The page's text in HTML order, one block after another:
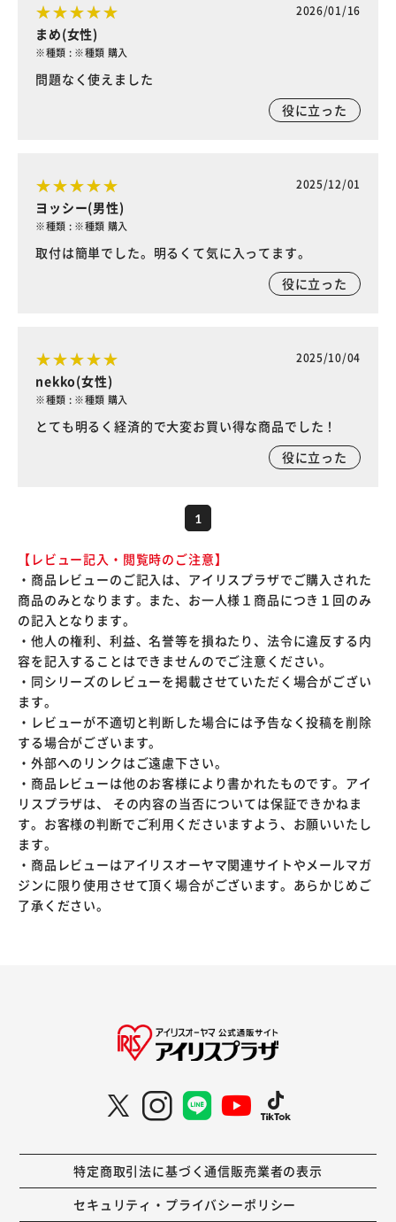
2026/01/16
まめ(女性)
※種類 : ※種類 購入
問題なく使えました
役に立った
2025/12/01
ヨッシー(男性)
※種類 : ※種類 購入
取付は簡単でした。明るくて気に入ってます。
役に立った
2025/10/04
nekko(女性)
※種類 : ※種類 購入
とても明るく経済的で大変お買い得な商品でした！
役に立った
1
【レビュー記入・閲覧時のご注意】
・商品レビューのご記入は、アイリスプラザでご購入された
商品のみとなります。また、お一人様１商品につき１回のみ
の記入となります。
・他人の権利、利益、名誉等を損ねたり、法令に違反する内
容を記入することはできませんのでご注意ください。
・同シリーズのレビューを掲載させていただく場合がござい
ます。
・レビューが不適切と判断した場合には予告なく投稿を削除
する場合がございます。
・外部へのリンクはご遠慮下さい。
・商品レビューは他のお客様により書かれたものです。アイ
リスプラザは、 その内容の当否については保証できかねま
す。お客様の判断でご利用くださいますよう、お願いいたし
ます。
・商品レビューはアイリスオーヤマ関連サイトやメールマガ
ジンに限り使用させて頂く場合がございます。あらかじめご
了承ください。
特定商取引法に基づく通信販売業者の表示
セキュリティ・プライバシーポリシー